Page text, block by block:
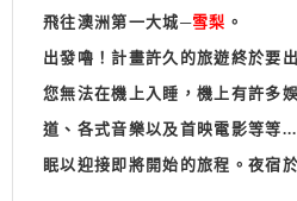
飛往澳洲第一大城─雪梨 。
出發嚕！計畫許久的旅遊終於要
您無法在機上入睡，機上有許多
道、各式音樂以及首映電影等等
眠以迎接即將開始的旅程。夜宿